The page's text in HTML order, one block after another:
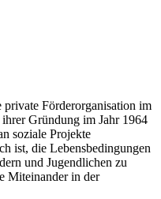
Förderorganisation im
Gründung im Jahr 1964
soziale Projekte
ist, die Lebensbedingungen
und Jugendlichen zu
Miteinander in der